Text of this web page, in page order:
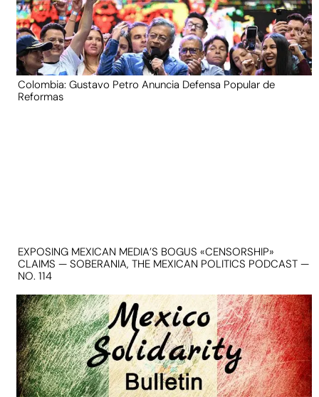
Colombia: Gustavo Petro Anuncia Defensa Popular de
Reformas
EXPOSING MEXICAN MEDIA’S BOGUS «CENSORSHIP»
CLAIMS — SOBERANIA, THE MEXICAN POLITICS PODCAST —
NO. 114